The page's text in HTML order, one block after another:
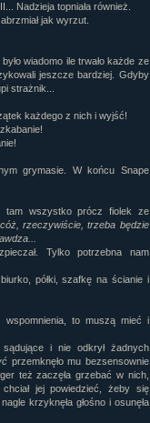
Nadzieja topniała również.
jak wyrzut.
wiadomo ile trwało każde ze
jeszcze bardziej. Gdyby
strażnik...
każdego z nich i wyjść!
grymasie. W końcu Snape
tam wszystko prócz fiolek ze
rzeczywiście, trzeba będzie
Tylko potrzebna nam
półki, szafkę na ścianie i
to muszą mieć i
i nie odkrył żadnych
przemknęło mu bezsensownie
też zaczęła grzebać w nich,
jej powiedzieć, żeby się
krzyknęła głośno i osunęła